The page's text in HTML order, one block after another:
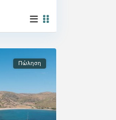
Πώληση